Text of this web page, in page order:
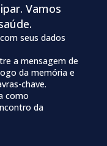
Vamos
seus dados
a mensagem de
da memória e
chave.
como
da